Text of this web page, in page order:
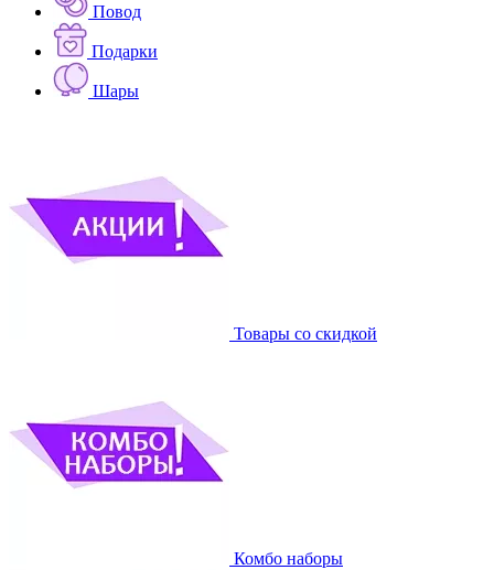
Повод
Подарки
Шары
Товары со скидкой
Комбо наборы